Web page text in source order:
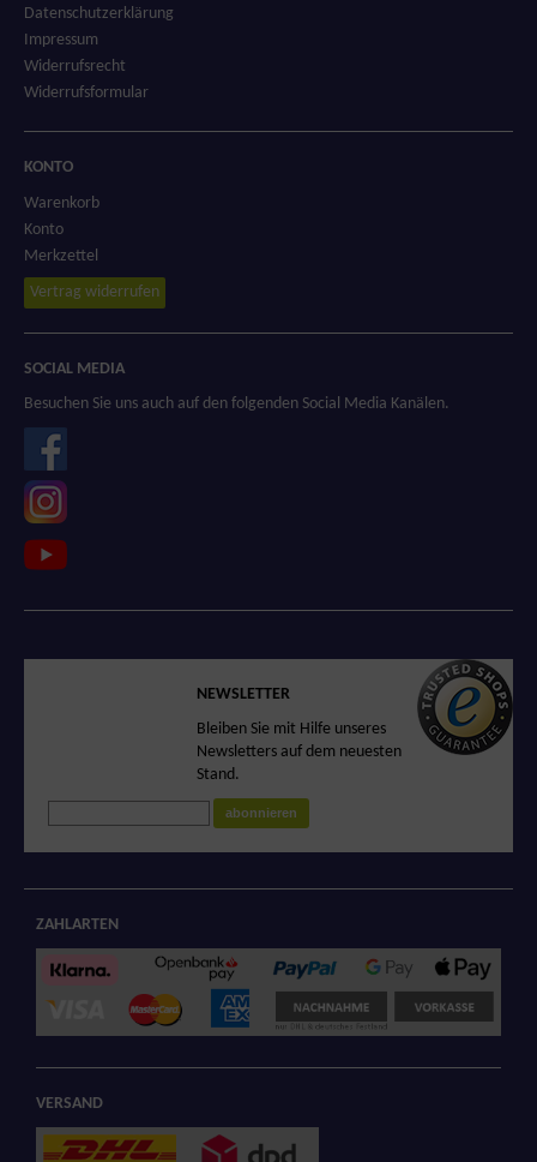
Datenschutzerklärung
Impressum
Widerrufsrecht
Widerrufsformular
KONTO
Warenkorb
Konto
Merkzettel
Vertrag widerrufen
SOCIAL MEDIA
Besuchen Sie uns auch auf den folgenden Social Media Kanälen.
NEWSLETTER
Bleiben Sie mit Hilfe unseres
Newsletters auf dem neuesten
Stand.
abonnieren
ZAHLARTEN
VERSAND